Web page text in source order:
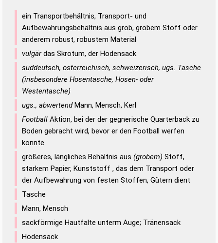
ein Transportbehältnis, Transport- und
Aufbewahrungsbehältnis aus grob, grobem Stoff oder
anderem robust, robustem Material
vulgärdas Skrotum, der Hodensack
süddeutsch, österreichisch, schweizerisch, ugs. Tasche
(insbesondere Hosentasche, Hosen- oder
Westentasche)
ugs., abwertendMann, Mensch, Kerl
Football Aktion, bei der der gegnerische Quarterback zu
Boden gebracht wird, bevor er den Football werfen
konnte
größeres, längliches Behältnis aus (grobem) Stoff,
starkem Papier, Kunststoff , das dem Transport oder
der Aufbewahrung von festen Stoffen, Gütern dient
Tasche
Mann, Mensch
sackförmige Hautfalte unterm Auge; Tränensack
Hodensack